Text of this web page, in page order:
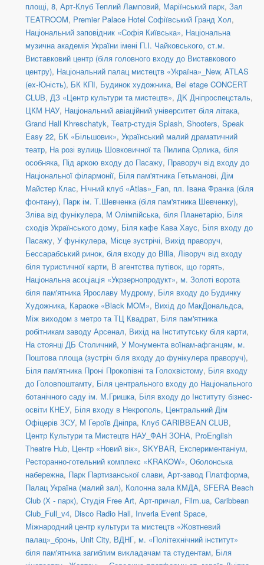
площі, 8, Арт-Клуб Теплий Ламповий, Маріїнський парк, Зал
TEATROOM, Premier Palace Hotel Софіївський Гранд Хол,
Національний заповідник «Софія Київська», Національна
музична академія України імені П.І. Чайковського, ст.м.
Виставковий центр (біля головного входу до Виставкового
центру), Національний палац мистецтв «Україна»_New, ATLAS
(ex-Юність), БК КПІ, Будинок художника, Bel etage CONCERT
CLUB, ДЗ «Центр культури та мистецтв», ДK Дніпроспецсталь,
ЦКМ НАУ, Національний авіаційний університет біля літака,
Grand Hall Khreschatyk, Театр-студія Splash, Shooters, Speak
Easy 22, БК «Більшовик», Український малий драматичний
театр, На розі вулиць Шовковичної та Пилипа Орлика, біля
особняка, Під аркою входу до Пасажу, Праворуч від входу до
Національної філармонії, Біля пам'ятника Гетьманові, Дім
Майстер Клас, Нічний клуб «Atlas»_Fan, пл. Івана Франка (біля
фонтану), Парк ім. Т.Шевченка (біля пам'ятника Шевченку),
Зліва від фунікулера, М Олімпійська, біля Планетарію, Біля
сходів Українського дому, Біля кафе Кава Хаус, Біля входу до
Пасажу, У фунікулера, Місце зустрічі, Вихід праворуч,
Бессарабський ринок, біля входу до Billa, Ліворуч від входу
біля туристичної карти, В агентства путівок, що горять,
Національна асоціація «Укрзернопродукт», м. Золоті ворота
біля пам'ятника Ярославу Мудрому, Біля входу до Будинку
Художника, Караоке «Black MOM», Вихід до МакДональдса,
Між виходом з метро та ТЦ Квадрат, Біля пам'ятника
робітникам заводу Арсенал, Вихід на Інститутську біля карти,
На стоянці ДБ Столичний, У Монумента воїнам-афганцям, м.
Поштова площа (зустріч біля входу до фунікулера праворуч),
Біля пам'ятника Проні Прокопівні та Голохвістому, Біля входу
до Головпоштамту, Біля центрального входу до Національного
ботанічного саду ім. М.Гришка, Біля входу до Інституту бізнес-
освіти КНЕУ, Біля входу в Некрополь, Центральний Дім
Офіцерів ЗСУ, М Героїв Дніпра, Клуб CARIBBEAN CLUB,
Центр Культури та Мистецтв НАУ_ФАН ЗОНА, ProEnglish
Theatre Hub, Центр «Новий вік», SKYBAR, Експериментаніум,
Ресторанно-готельний комплекс «KRAKOW», Оболонська
набережна, Парк Партизанської слави, Арт-завод Платформа,
Палац Україна (малий зал), Колонна зала КМДА, SFERA Beach
Club (Х - парк), Студія Free Art, Арт-причал, Film.ua, Caribbean
Club_Full_v4, Disco Radio Hall, Inveria Event Space,
Міжнародний центр культури та мистецтв «Жовтневий
палац»_бронь, Unit Сity, ВДНГ, м. «Політехнічний інститут»
біля пам'ятника загиблим викладачам та студентам, Біля